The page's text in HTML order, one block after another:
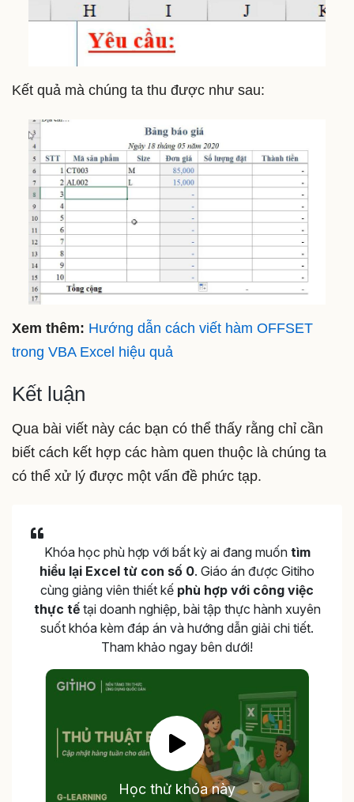
Kết quả mà chúng ta thu được như sau:
Xem thêm: Hướng dẫn cách viết hàm OFFSET
trong VBA Excel hiệu quả
Kết luận
Qua bài viết này các bạn có thể thấy rằng chỉ cần
biết cách kết hợp các hàm quen thuộc là chúng ta
có thể xử lý được một vấn đề phức tạp.
Khóa học phù hợp với bất kỳ ai đang muốn tìm
hiểu lại Excel từ con số 0. Giáo án được Gitiho
cùng giảng viên thiết kế phù hợp với công việc
thực tếtại doanh nghiệp, bài tập thực hành xuyên
suốt khóa kèm đáp án và hướng dẫn giải chi tiết.
Tham khảo ngay bên dưới!
Học thử khóa này